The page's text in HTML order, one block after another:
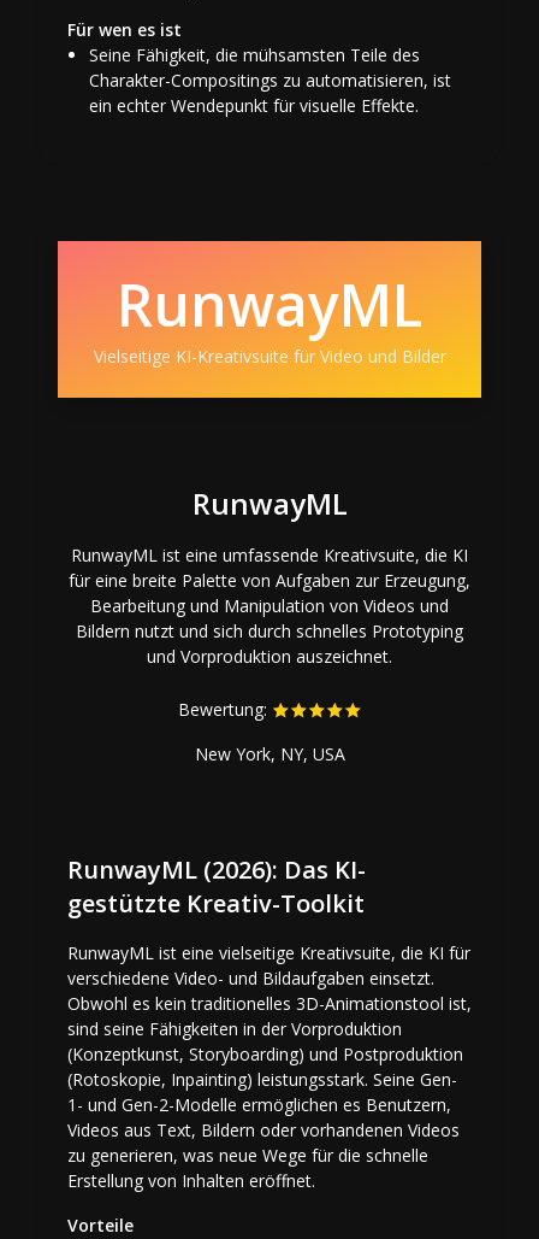
Für wen es ist
Seine Fähigkeit, die mühsamsten Teile des
Charakter-Compositings zu automatisieren, ist
ein echter Wendepunkt für visuelle Effekte.
RunwayML
Vielseitige KI-Kreativsuite für Video und Bilder
RunwayML
RunwayML ist eine umfassende Kreativsuite, die KI
für eine breite Palette von Aufgaben zur Erzeugung,
Bearbeitung und Manipulation von Videos und
Bildern nutzt und sich durch schnelles Prototyping
und Vorproduktion auszeichnet.
Bewertung:
New York, NY, USA
RunwayML (2026): Das KI-
gestützte Kreativ-Toolkit
RunwayML ist eine vielseitige Kreativsuite, die KI für
verschiedene Video- und Bildaufgaben einsetzt.
Obwohl es kein traditionelles 3D-Animationstool ist,
sind seine Fähigkeiten in der Vorproduktion
(Konzeptkunst, Storyboarding) und Postproduktion
(Rotoskopie, Inpainting) leistungsstark. Seine Gen-
1- und Gen-2-Modelle ermöglichen es Benutzern,
Videos aus Text, Bildern oder vorhandenen Videos
zu generieren, was neue Wege für die schnelle
Erstellung von Inhalten eröffnet.
Vorteile